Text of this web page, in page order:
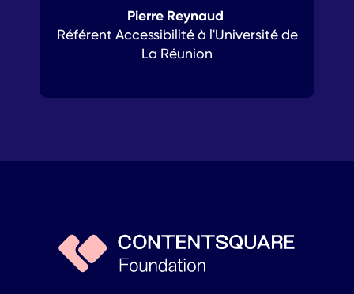
Pierre Reynaud
Référent Accessibilité à l'Université de
La Réunion